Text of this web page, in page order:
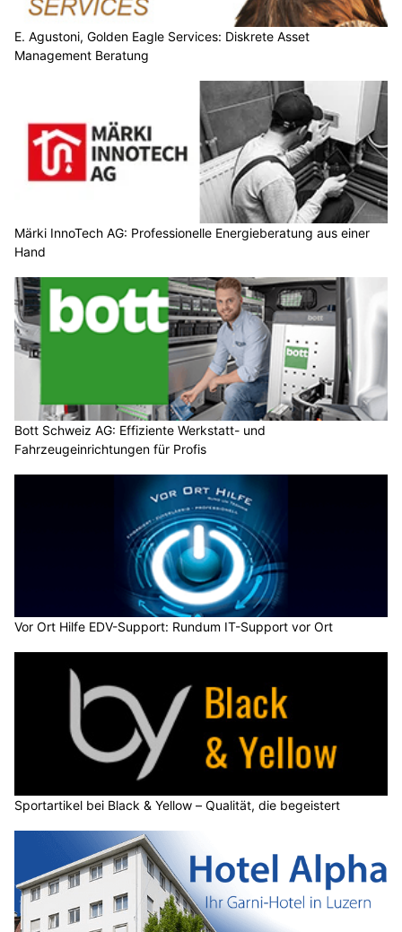
E. Agustoni, Golden Eagle Services: Diskrete Asset
Management Beratung
Märki InnoTech AG: Professionelle Energieberatung aus einer
Hand
Bott Schweiz AG: Effiziente Werkstatt- und
Fahrzeugeinrichtungen für Profis
Vor Ort Hilfe EDV-Support: Rundum IT-Support vor Ort
Sportartikel bei Black & Yellow – Qualität, die begeistert